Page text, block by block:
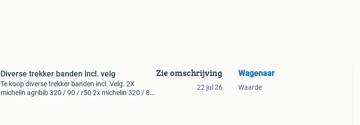
Diverse trekker banden incl. velg
Te koop diverse trekker banden incl. Velg. 2X
michelin agribib 320 / 90 / r50 2x michelin 320 / 85
Zie omschrijving
22 jul 26
Wagenaar
Waarde